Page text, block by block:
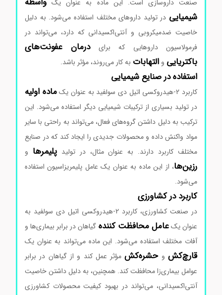
صنعت داروسازی است. این ماده به عنوان یک
شیمیاییدر تولید داروهای مختلف استفاده می‌شود. به دلیل
خاصیت ضدمیکروبی و آنتی‌اکسیدانی که دارد، می‌تواند در
فرمولاسیون داروهایی که برایدرمان عفونت‌های
باکتریاییوالتهاباتبه کار می‌روند، مؤثر باشد.
استفاده در صنایع شیمیایی
کاربرد 2-هیدروکسی اتیل دی سولفید به عنوان یک ماده اولیه
در تولید بسیاری از ترکیبات شیمیایی دیگر استفاده می‌شود. این
ترکیب به دلیل داشتن گروه‌های فعال، می‌تواند به راحتی با سایر
مواد واکنش داده و محصولات جدیدی را ایجاد کند که در صنایع
مختلف کاربرد دارند. به عنوان مثال، در تولیدپلیمرهاو
رزین‌ها، از این ماده به عنوان یک عامل پلیمریزاسیون استفاده
می‌شود.
کاربرد در کشاورزی
در صنعت کشاورزی، کاربرد 2-هیدروکسی اتیل دی سولفید به
عنوان یکعامل محافظت کنندهگیاهان در برابر بیماری‌ها و
آفات مختلف استفاده می‌شود. این ماده می‌تواند به عنوان یک
قارچ‌کشوحشره‌کشمؤثر عمل کند و از گیاهان در برابر
عوامل بیماری‌زا محافظت کند. همچنین، به دلیل داشتن خاصیت
آنتی‌اکسیدانی، می‌تواند در بهبود کیفیت محصولات کشاورزی